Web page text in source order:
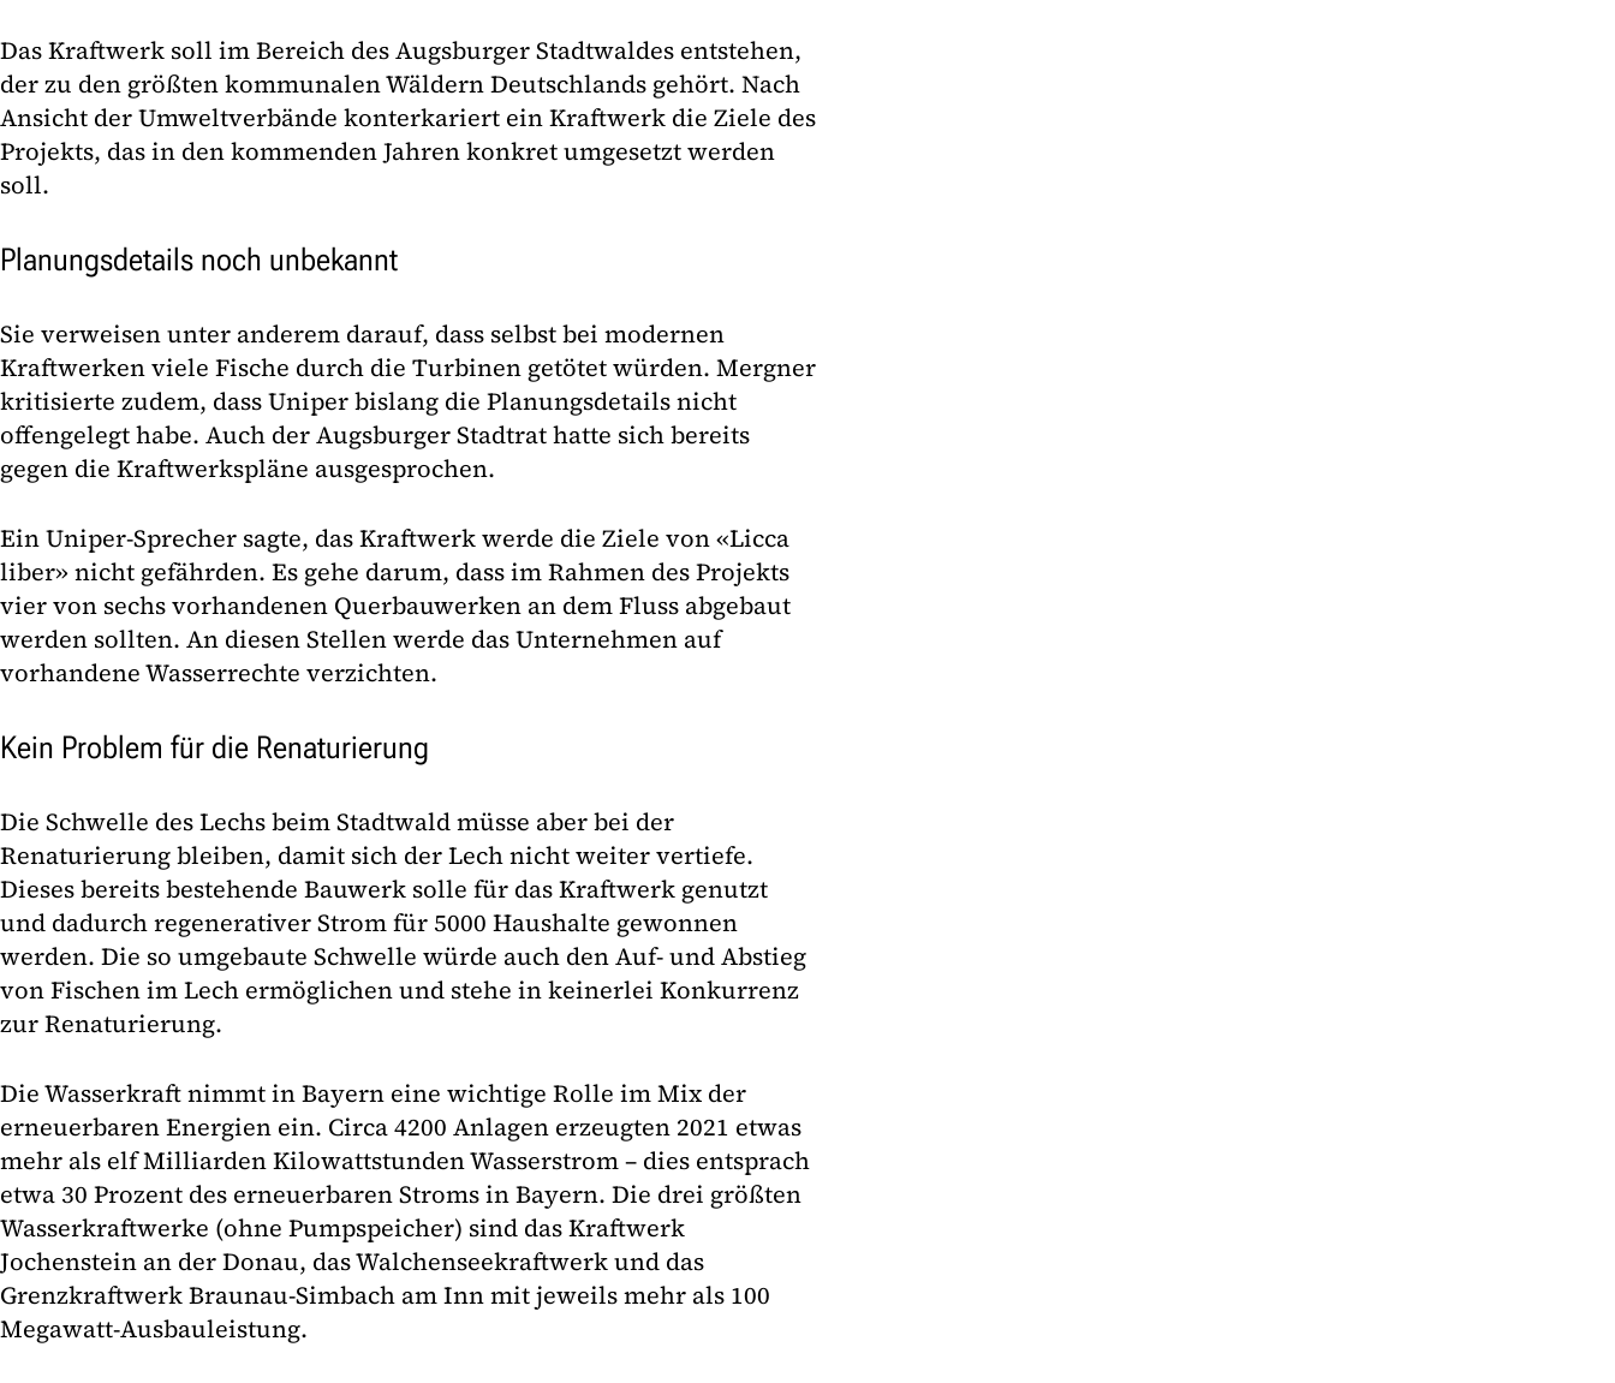
Das Kraftwerk soll im Bereich des Augsburger Stadtwaldes entstehen,
der zu den größten kommunalen Wäldern Deutschlands gehört. Nach
Ansicht der Umweltverbände konterkariert ein Kraftwerk die Ziele des
Projekts, das in den kommenden Jahren konkret umgesetzt werden
soll.
Planungsdetails noch unbekannt
Sie verweisen unter anderem darauf, dass selbst bei modernen
Kraftwerken viele Fische durch die Turbinen getötet würden. Mergner
kritisierte zudem, dass Uniper bislang die Planungsdetails nicht
offengelegt habe. Auch der Augsburger Stadtrat hatte sich bereits
gegen die Kraftwerkspläne ausgesprochen.
Ein Uniper-Sprecher sagte, das Kraftwerk werde die Ziele von «Licca
liber» nicht gefährden. Es gehe darum, dass im Rahmen des Projekts
vier von sechs vorhandenen Querbauwerken an dem Fluss abgebaut
werden sollten. An diesen Stellen werde das Unternehmen auf
vorhandene Wasserrechte verzichten.
Kein Problem für die Renaturierung
Die Schwelle des Lechs beim Stadtwald müsse aber bei der
Renaturierung bleiben, damit sich der Lech nicht weiter vertiefe.
Dieses bereits bestehende Bauwerk solle für das Kraftwerk genutzt
und dadurch regenerativer Strom für 5000 Haushalte gewonnen
werden. Die so umgebaute Schwelle würde auch den Auf- und Abstieg
von Fischen im Lech ermöglichen und stehe in keinerlei Konkurrenz
zur Renaturierung.
Die Wasserkraft nimmt in Bayern eine wichtige Rolle im Mix der
erneuerbaren Energien ein. Circa 4200 Anlagen erzeugten 2021 etwas
mehr als elf Milliarden Kilowattstunden Wasserstrom – dies entsprach
etwa 30 Prozent des erneuerbaren Stroms in Bayern. Die drei größten
Wasserkraftwerke (ohne Pumpspeicher) sind das Kraftwerk
Jochenstein an der Donau, das Walchenseekraftwerk und das
Grenzkraftwerk Braunau-Simbach am Inn mit jeweils mehr als 100
Megawatt-Ausbauleistung.